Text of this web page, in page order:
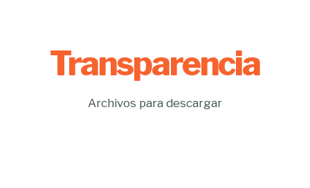
Transparencia
Archivos para descargar